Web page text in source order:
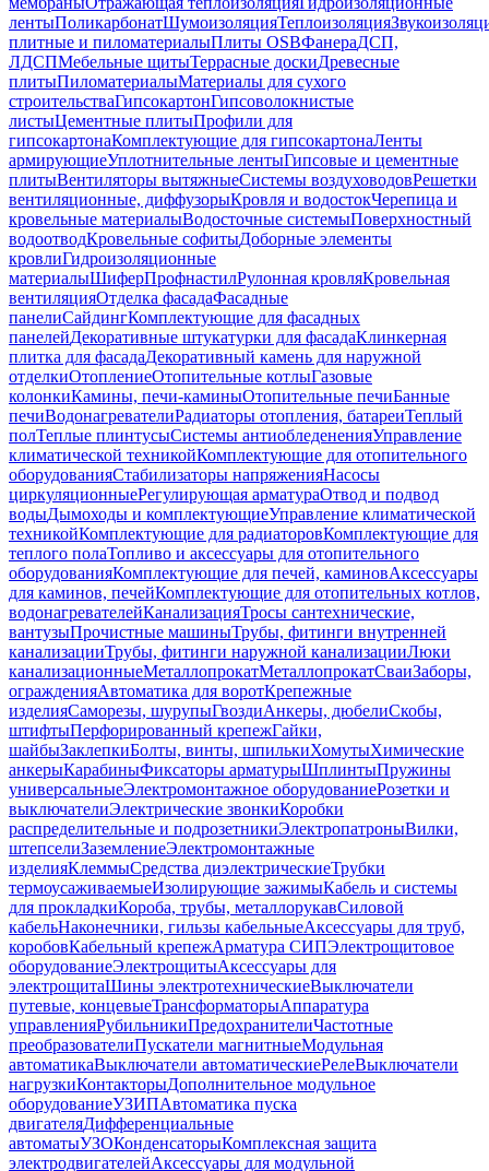
лентыПоликарбонатШумоизоляцияТеплоизоляция
плитные и пиломатериалыПлиты OSBФанераДСП,
ЛДСПМебельные щитыТеррасные доскиДревесные
плитыПиломатериалыМатериалы для сухого
строительстваГипсокартонГипсоволокнистые
листыЦементные плитыПрофили для
гипсокартонаКомплектующие для гипсокартонаЛенты
армирующиеУплотнительные лентыГипсовые и цементные
плитыВентиляторы вытяжныеСистемы воздуховодовРешетки
вентиляционные, диффузорыКровля и водостокЧерепица и
кровельные материалыВодосточные системыПоверхностный
водоотводКровельные софитыДоборные элементы
кровлиГидроизоляционные
материалыШиферПрофнастилРулонная кровляКровельная
вентиляцияОтделка фасадаФасадные
панелиСайдингКомплектующие для фасадных
панелейДекоративные штукатурки для фасадаКлинкерная
плитка для фасадаДекоративный камень для наружной
отделкиОтоплениеОтопительные котлыГазовые
колонкиКамины, печи-каминыОтопительные печиБанные
печиВодонагревателиРадиаторы отопления, батареиТеплый
полТеплые плинтусыСистемы антиобледененияУправление
климатической техникойКомплектующие для отопительного
оборудованияСтабилизаторы напряженияНасосы
циркуляционныеРегулирующая арматураОтвод и подвод
водыДымоходы и комплектующиеУправление климатической
техникойКомплектующие для радиаторовКомплектующие для
теплого полаТопливо и аксессуары для отопительного
оборудованияКомплектующие для печей, каминовАксессуары
для каминов, печейКомплектующие для отопительных котлов,
водонагревателейКанализацияТросы сантехнические,
вантузыПрочистные машиныТрубы, фитинги внутренней
канализацииТрубы, фитинги наружной канализацииЛюки
канализационныеМеталлопрокатМеталлопрокатСваиЗаборы,
огражденияАвтоматика для воротКрепежные
изделияСаморезы, шурупыГвоздиАнкеры, дюбелиСкобы,
штифтыПерфорированный крепежГайки,
шайбыЗаклепкиБолты, винты, шпилькиХомутыХимические
анкерыКарабиныФиксаторы арматурыШплинтыПружины
универсальныеЭлектромонтажное оборудованиеРозетки и
выключателиЭлектрические звонкиКоробки
распределительные и подрозетникиЭлектропатроныВилки,
штепселиЗаземлениеЭлектромонтажные
изделияКлеммыСредства диэлектрическиеТрубки
термоусаживаемыеИзолирующие зажимыКабель и системы
для прокладкиКороба, трубы, металлорукавСиловой
кабельНаконечники, гильзы кабельныеАксессуары для труб,
коробовКабельный крепежАрматура СИПЭлектрощитовое
оборудованиеЭлектрощитыАксессуары для
электрощитаШины электротехническиеВыключатели
путевые, концевыеТрансформаторыАппаратура
управленияРубильникиПредохранителиЧастотные
преобразователиПускатели магнитныеМодульная
автоматикаВыключатели автоматическиеРелеВыключатели
нагрузкиКонтакторыДополнительное модульное
оборудованиеУЗИПАвтоматика пуска
двигателяДифференциальные
автоматыУЗОКонденсаторыКомплексная защита
электродвигателейАксессуары для модульной